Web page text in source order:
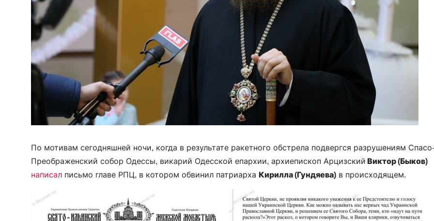
По мотивам сегодняшней ночи, когда в результате ракетного обстрела подвергся разрушениям Спасо-
Преображенский собор Одессы, викарий Одесской епархии, архиепископ Арцизский Виктор (Быков)
написал письмо главе РПЦ, в котором обвинил патриарха Кирилла (Гундяева) в происходящем.